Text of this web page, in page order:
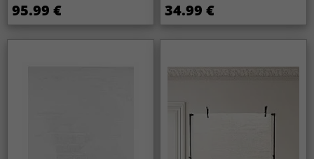
95.99 € 34.99 €